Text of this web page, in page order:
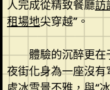
人完成從精致餐廳訪
租場地尖穿越”。
體驗的沉醉更
夜街化身為一座沒有